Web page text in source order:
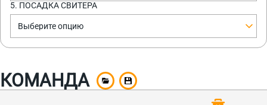
5. ПОСАДКА СВИТЕРА
Выберите опцию
КОМАНДА